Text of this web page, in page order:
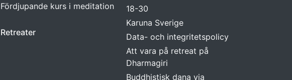
Fördjupande kurs i meditation
Retreater
18-30
Karuna Sverige
Data- och integritetspolicy
Att vara på retreat på
Dharmagiri
Buddhistisk dana via